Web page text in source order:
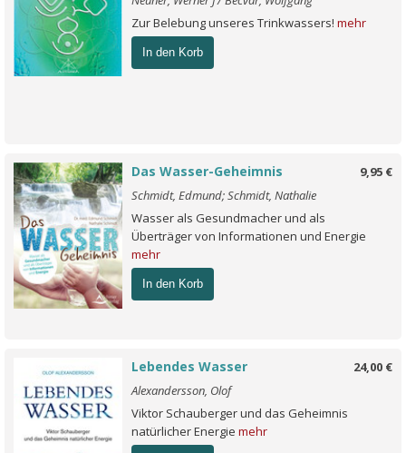
Zur Belebung unseres Trinkwassers! mehr
In den Korb
9,95 €
Das Wasser-Geheimnis
Schmidt, Edmund; Schmidt, Nathalie
Wasser als Gesundmacher und als
Überträger von Informationen und Energie
mehr
In den Korb
24,00 €
Lebendes Wasser
Alexandersson, Olof
Viktor Schauberger und das Geheimnis
natürlicher Energie mehr